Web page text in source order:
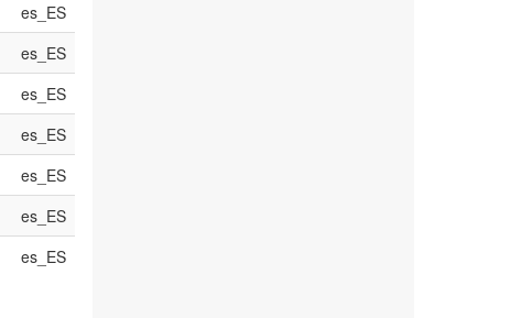
es_ES
es_ES
es_ES
es_ES
es_ES
es_ES
es_ES